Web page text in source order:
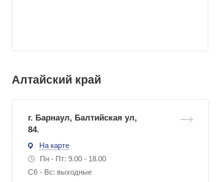
Алтайский край
г. Барнаул, Балтийская ул,
84.
На карте
Пн - Пт: 9.00 - 18.00
Сб - Вс: выходные